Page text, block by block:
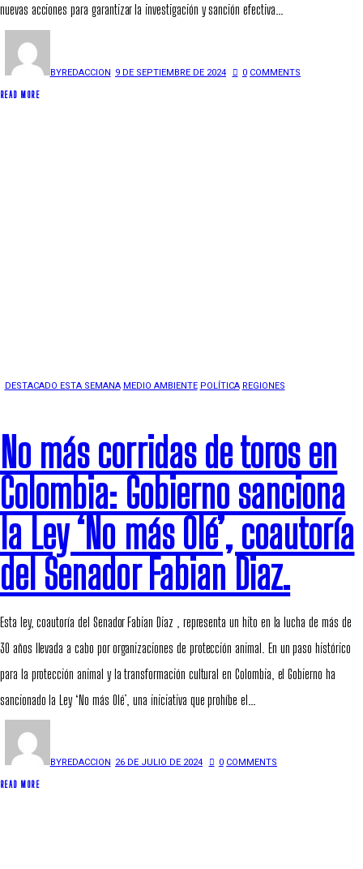
nuevas acciones para garantizar la investigación y sanción efectiva…
BYREDACCION 9 DE SEPTIEMBRE DE 2024 0 COMMENTS
READ MORE
DESTACADO ESTA SEMANA MEDIO AMBIENTE POLÍTICA REGIONES
No más corridas de toros en
Colombia: Gobierno sanciona
la Ley ‘No más Olé’, coautoría
del Senador Fabian Diaz.
Esta ley, coautoría del Senador Fabian Diaz , representa un hito en la lucha de más de
30 años llevada a cabo por organizaciones de protección animal. En un paso histórico
para la protección animal y la transformación cultural en Colombia, el Gobierno ha
sancionado la Ley ‘No más Olé’, una iniciativa que prohíbe el…
BYREDACCION 26 DE JULIO DE 2024 0 COMMENTS
READ MORE